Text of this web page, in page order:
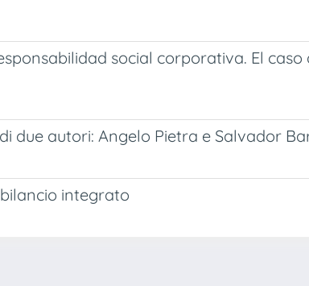
social corporativa. El
due autori: Angelo Pietra e Salvador
integrato